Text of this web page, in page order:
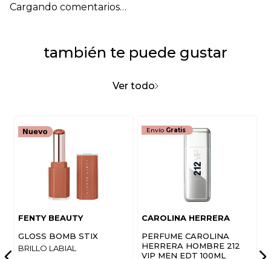
Cargando comentarios…
también te puede gustar
Ver todo
FENTY BEAUTY
GLOSS BOMB STIX
BRILLO LABIAL
Envío Gratis
CAROLINA HERRERA
PERFUME CAROLINA
HERRERA HOMBRE 212
VIP MEN EDT 100ML